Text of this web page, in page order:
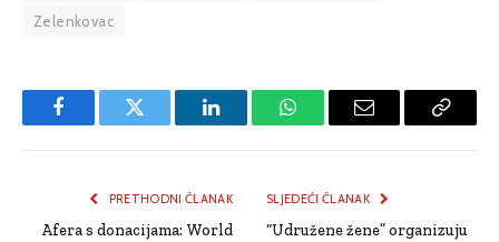
Zelenkovac
FacebookTwitter LinkedInWhatsAppEmail
Copy
PRETHODNI ČLANAK
Afera s donacijama: World
SLJEDEĆI ČLANAK
“Udružene žene” organizuju